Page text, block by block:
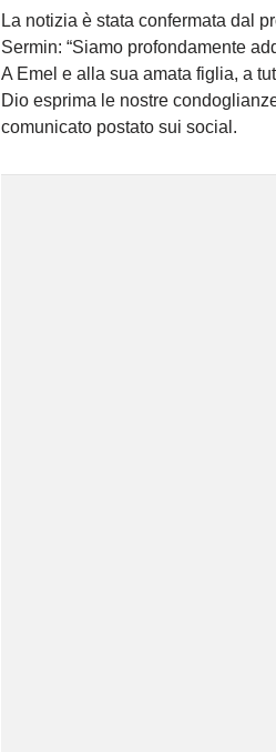
La notizia è stata confermata dal
Sermin: “Siamo profondamente
A Emel e alla sua amata figlia, a
Dio esprima le nostre
comunicato postato sui social.